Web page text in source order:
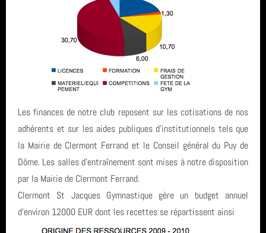
ACCES BUREAU
Catégories
Compétition (7)
Infos générales (24)
Derniers articles
FETE DE LA GYM 2026
FINALE NATIONALE UFOLEP 2026
Gymnastique Rythmique - Nos équipes en compétition
Mots clés
vidéo
GRS
Derniers commentaires
Les finances de notre club reposent sur les cotisations de nos
adhérents et sur les aides publiques d'institutionnels tels que
la Mairie de Clermont Ferrand et le Conseil général du Puy de
Dôme. Les salles d'entraînement sont mises à notre disposition
par la Mairie de Clermont Ferrand.
Clermont St Jacques Gymnastique gère un budget annuel
d'environ 12000 EUR dont les recettes se répartissent ainsi